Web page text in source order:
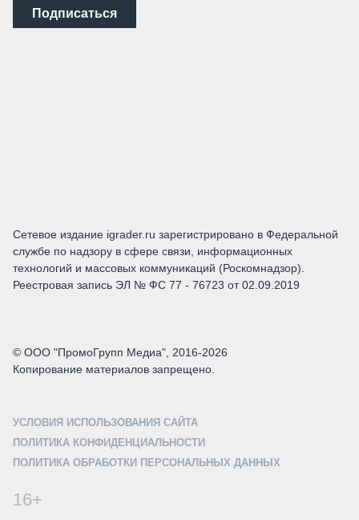
Подписаться
Сетевое издание igrader.ru зарегистрировано в Федеральной
службе по надзору в сфере связи, информационных
технологий и массовых коммуникаций (Роскомнадзор).
Реестровая запись ЭЛ № ФС 77 - 76723 от 02.09.2019
© ООО "ПромоГрупп Медиа", 2016-2026
Копирование материалов запрещено.
УСЛОВИЯ ИСПОЛЬЗОВАНИЯ САЙТА
ПОЛИТИКА КОНФИДЕНЦИАЛЬНОСТИ
ПОЛИТИКА ОБРАБОТКИ ПЕРСОНАЛЬНЫХ ДАННЫХ
16+